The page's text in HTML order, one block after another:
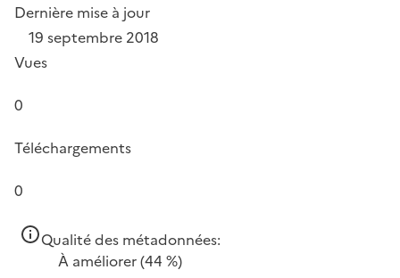
Dernière mise à jour
19 septembre 2018
Vues
0
Téléchargements
0
Qualité des métadonnées:
À améliorer(44 %)